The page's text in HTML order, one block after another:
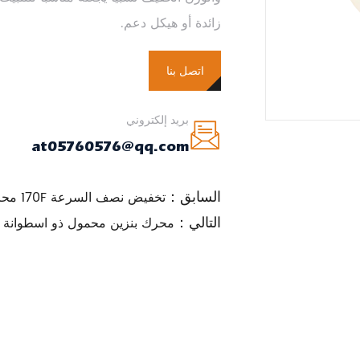
زائدة أو هيكل دعم.
اتصل بنا
بريد إلكتروني
at05760576@qq.com
السابق： تخفيض نصف السرعة 170F محرك بنزين/بنزين
التالي： محرك بنزين محمول ذو اسطوانة